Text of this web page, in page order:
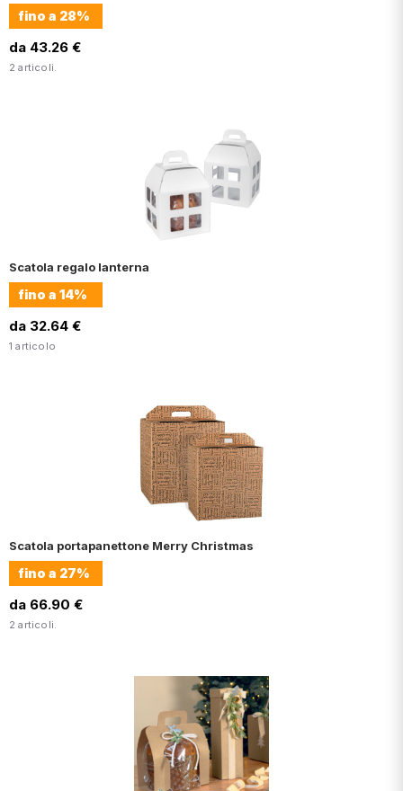
fino a 28%
da 43.26 €
2 articoli.
Scatola regalo lanterna
fino a 14%
da 32.64 €
1 articolo
Scatola portapanettone Merry Christmas
fino a 27%
da 66.90 €
2 articoli.